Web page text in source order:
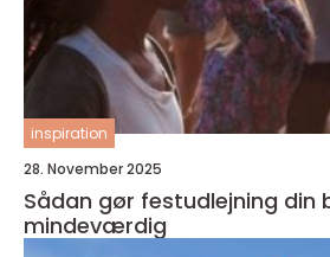
inspiration
28. November 2025
Sådan gør festudlejning din
mindeværdig